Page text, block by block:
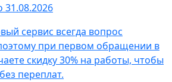
31.08.2026
сервис всегда вопрос
при первом обращении в
скидку 30% на работы, чтобы
переплат.